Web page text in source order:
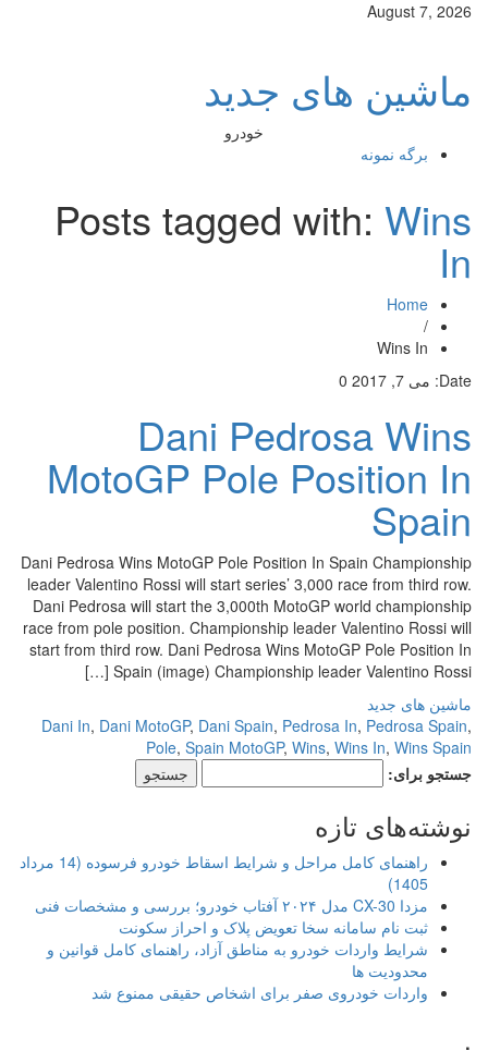
August 7, 2026
ماشین های جدید
خودرو
برگه نمونه
Posts tagged with:Wins
In
Home
/
Wins In
Date: می 7, 2017 0
Dani Pedrosa Wins
MotoGP Pole Position In
Spain
Dani Pedrosa Wins MotoGP Pole Position In Spain Championship
leader Valentino Rossi will start series’ 3,000 race from third row.
Dani Pedrosa will start the 3,000th MotoGP world championship
race from pole position. Championship leader Valentino Rossi will
start from third row. Dani Pedrosa Wins MotoGP Pole Position In
Spain (image) Championship leader Valentino Rossi […]
ماشین های جدید
Dani In,Dani MotoGP,Dani Spain,Pedrosa In,Pedrosa Spain
Pole,Spain MotoGP,Wins,Wins In,Wins Spain
جستجو برای:
نوشته‌های تازه
راهنمای کامل مراحل و شرایط اسقاط خودرو فرسوده (14 مرداد
1405)
مزدا CX-30 مدل ۲۰۲۴ آفتاب خودرو؛ بررسی و مشخصات فنی
ثبت نام سامانه سخا تعویض پلاک و احراز سکونت
شرایط واردات خودرو به مناطق آزاد، راهنمای کامل قوانین و
محدودیت ها
واردات خودروی صفر برای اشخاص حقیقی ممنوع شد